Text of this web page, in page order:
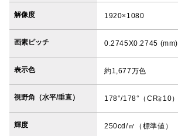
解像度 1920×1080
画素ピッチ 0.2745X0.2745 (mm)
表示色 約1,677万色
視野角（水平/垂直） 178°/178°（CR≧10）
輝度 250cd/㎡（標準値）